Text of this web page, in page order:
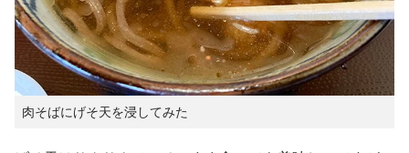
肉そばにげそ天を浸してみた